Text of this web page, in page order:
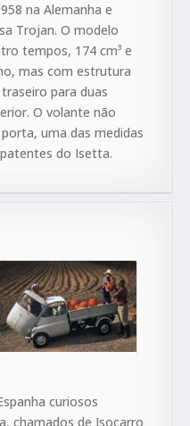
na Alemanha e
Trojan. O modelo
tempos, 174 cm³ e
mas com estrutura
para duas
O volante não
uma das medidas
do Isetta.
curiosos
chamados de Isocarro